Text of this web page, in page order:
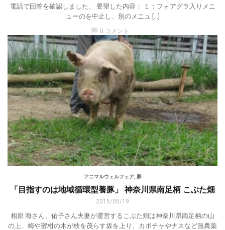
電話で回答を確認しました。 要望した内容： １：フォアグラ入りメニ
ューのを中止し、別のメニュ […]
0 コメント
アニマルウェルフェア, 豚
「目指すのは地域循環型養豚」 神奈川県南足柄 こぶた畑
2015/05/19
相原 海さん、佑子さん夫妻が運営するこぶた畑は神奈川県南足柄の山
の上、梅や蜜柑の木が枝を茂らす坂を上り、カボチャやナスなど無農薬